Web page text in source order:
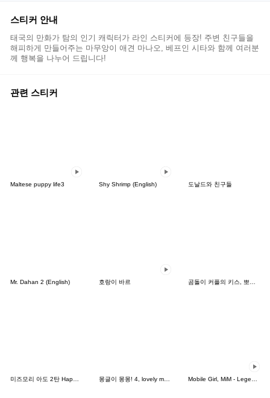
스티커 안내
태국의 만화가 탐의 인기 캐릭터가 라인 스티커에 등장! 주변 친구들을
해피하게 만들어주는 마무앙이 애견 마나오, 베프인 시타와 함께 여러분
께 행복을 나누어 드립니다!
관련 스티커
Maltese puppy life3 Shy Shrimp (English) 도날드와 친구들
Mr. Dahan 2 (English) 호랑이 바르